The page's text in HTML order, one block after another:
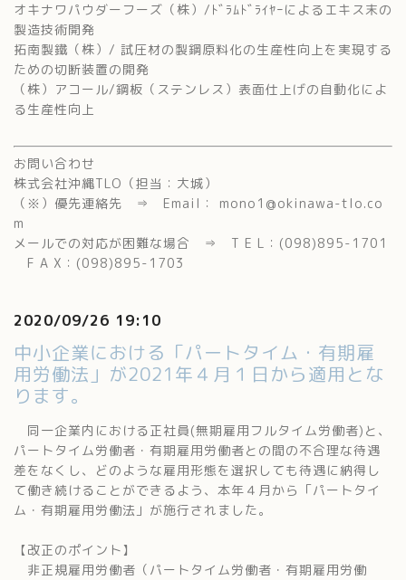
オキナワパウダーフーズ（株）/ﾄﾞﾗﾑﾄﾞﾗｲﾔｰによるエキス末の
製造技術開発
拓南製鐵（株）/ 試圧材の製鋼原料化の生産性向上を実現する
ための切断装置の開発
（株）アコール/鋼板（ステンレス）表面仕上げの自動化によ
る生産性向上
お問い合わせ
株式会社沖縄TLO（担当：大城）
（※）優先連絡先 ⇒ Email： mono1@okinawa-tlo.co
m
メールでの対応が困難な場合 ⇒ T E L：(098)895-1701
F A X：(098)895-1703
2020/09/26 19:10
中小企業における「パートタイム・有期雇
用労働法」が2021年４月１日から適用とな
ります。
同一企業内における正社員(無期雇用フルタイム労働者)と、
パートタイム労働者・有期雇用労働者との間の不合理な待遇
差をなくし、どのような雇用形態を選択しても待遇に納得し
て働き続けることができるよう、本年４月から「パートタイ
ム・有期雇用労働法」が施行されました。
【改正のポイント】
非正規雇用労働者（パートタイム労働者・有期雇用労働